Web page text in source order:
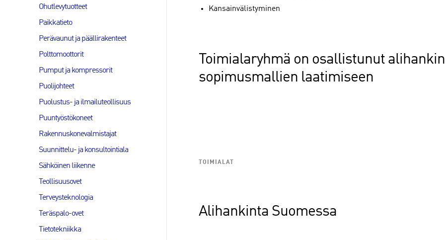
Ohutlevytuotteet
Paikkatieto
Perävaunut ja päällirakenteet
Polttomoottorit
Pumput ja kompressorit
Puolijohteet
Puolustus- ja ilmailuteollisuus
Puuntyöstökoneet
Rakennuskonevalmistajat
Suunnittelu- ja konsultointiala
Sähköinen liikenne
Teollisuusovet
Terveysteknologia
Teräspalo-ovet
Tietotekniikka
Kansainvälistyminen
Toimialaryhmä on osallistunut
sopimusmallien laatimiseen
TOIMIALAT
Alihankinta Suomessa